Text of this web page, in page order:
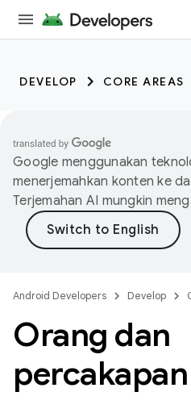
DEVELOP CORE AREAS
Google menggunakan
menerjemahkan konten ke
Terjemahan AI mungkin
Android Developers Develop
Orang dan
percakapan